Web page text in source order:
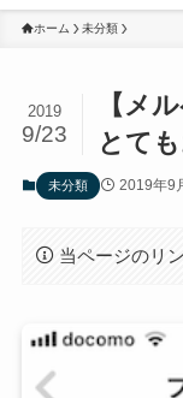
ホーム 未分類
【メ
とて
2019
9/23
未分類 2019年9
当ページのリ